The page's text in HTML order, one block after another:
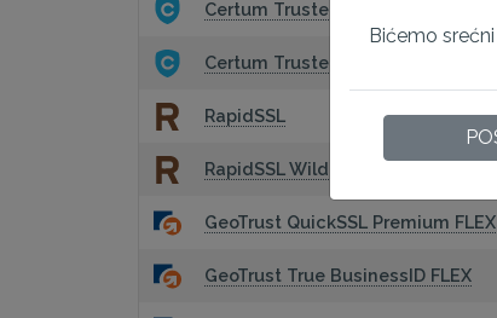
Certum Trusted WildCard
Certum Trusted Multidomain
RapidSSL
RapidSSL WildCard
GeoTrust QuickSSL Premium FLEX
GeoTrust True BusinessID FLEX
Bićemo